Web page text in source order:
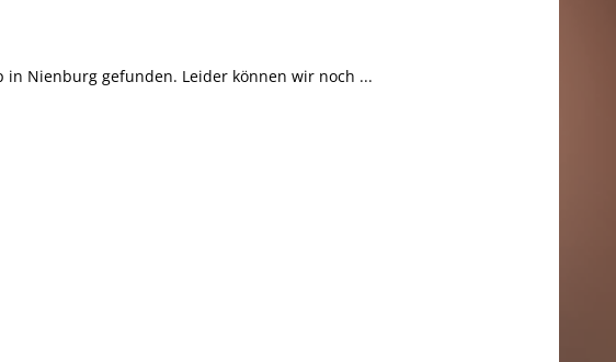
Nienburg gefunden. Leider können wir noch ...